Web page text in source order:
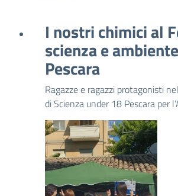
I nostri chimici al
scienza e
Pescara
Ragazze e ragazzi protagonisti
di Scienza under 18 Pescara per